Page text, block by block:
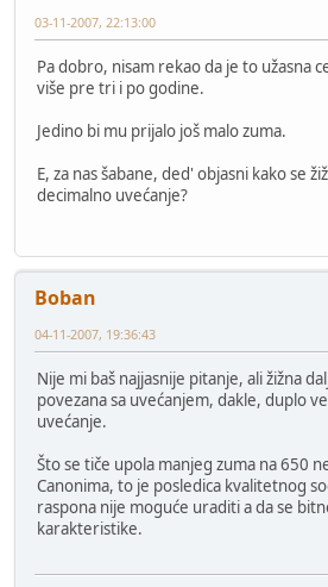
03-11-2007, 22:13:00
Pa dobro, nisam rekao da je to užasna
više pre tri i po godine.
Jedino bi mu prijalo još malo zuma.
E, za nas šabane, ded' objasni kako se
decimalno uvećanje?
Boban
04-11-2007, 19:36:43
Nije mi baš najjasnije pitanje, ali žižna
povezana sa uvećanjem, dakle, duplo
uvećanje.
Što se tiče upola manjeg zuma na 650
Canonima, to je posledica kvalitetnog
raspona nije moguće uraditi a da se
karakteristike.